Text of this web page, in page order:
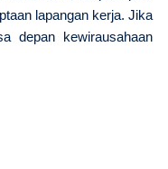
lapangan kerja. Jika
depan kewirausahaan